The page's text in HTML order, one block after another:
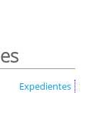
Expedientes